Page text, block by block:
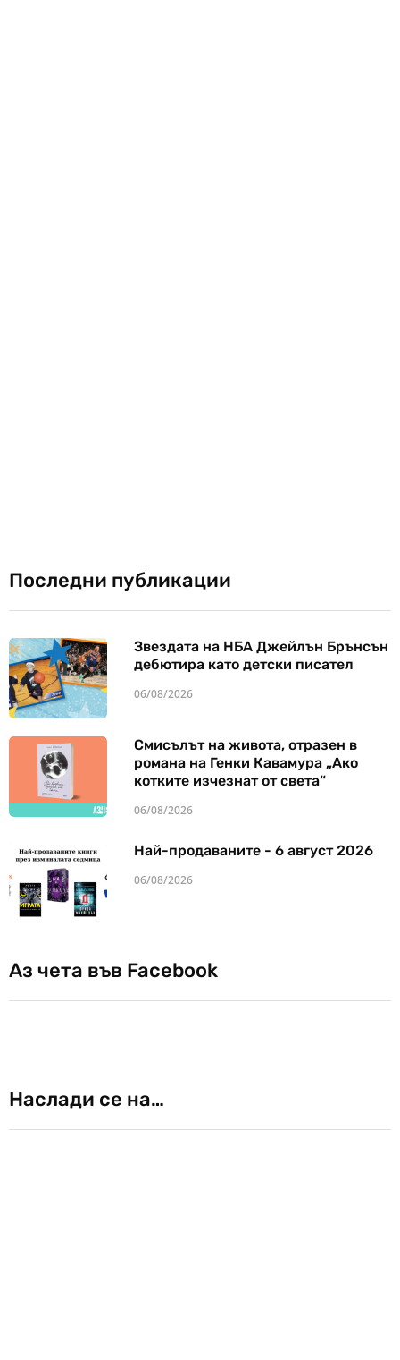
Последни публикации
Звездата на НБА Джейлън Брънсън
дебютира като детски писател
06/08/2026
Смисълът на живота, отразен в
романа на Генки Кавамура „Ако
котките изчезнат от света“
06/08/2026
Най-продаваните - 6 август 2026
06/08/2026
Аз чета във Facebook
Наслади се на…